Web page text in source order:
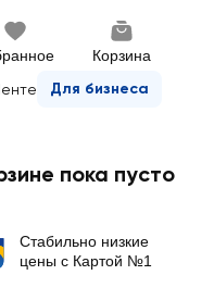
Корзина
Для бизнеса
пока пусто
Стабильно низкие
цены с Картой №1